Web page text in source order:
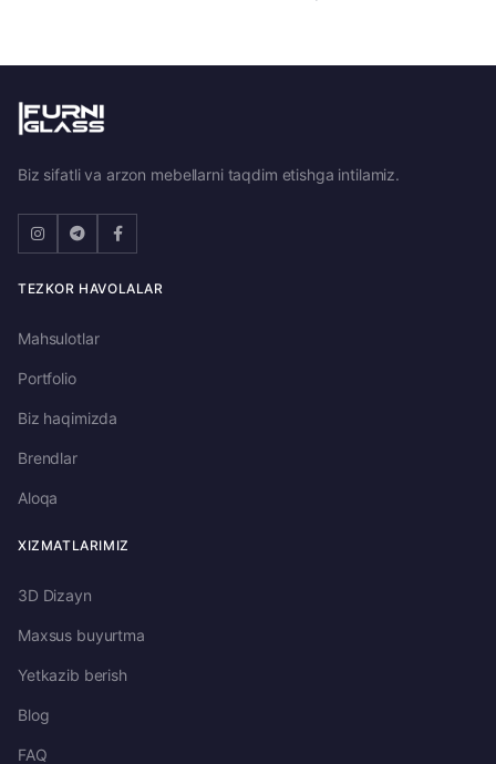
Biz sifatli va arzon mebellarni taqdim etishga intilamiz.
TEZKOR HAVOLALAR
Mahsulotlar
Portfolio
Biz haqimizda
Brendlar
Aloqa
XIZMATLARIMIZ
3D Dizayn
Maxsus buyurtma
Yetkazib berish
Blog
FAQ